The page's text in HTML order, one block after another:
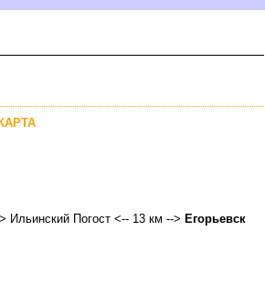
Ильинский Погост <-- 13 км --> Егорьевск